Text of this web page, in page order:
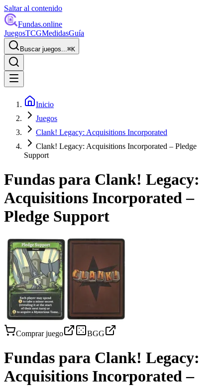
Saltar al contenido
Fundas.online
JuegosTCGMedidasGuía
Buscar juegos...⌘K
Inicio
Juegos
Clank! Legacy: Acquisitions Incorporated
Clank! Legacy: Acquisitions Incorporated – Pledge
Support
Fundas para Clank! Legacy:
Acquisitions Incorporated –
Pledge Support
Comprar juego BGG
Fundas para Clank! Legacy:
Acquisitions Incorporated –